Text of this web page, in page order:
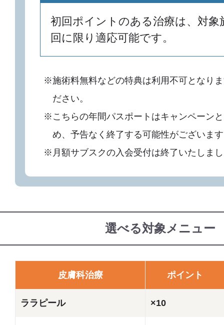
初回ポイントのある治療は、対象
回に限り適応可能です。
※施術料無料などの特典は利用不可となり
ださい。
※こちらの年間パスポートはキャンペーン
め、予告なく終了する可能性がございま
※月額サブスクの入会受付は終了いたしま
選べる対象メニュー
皮膚科治療 ポイント
ララピール ×10